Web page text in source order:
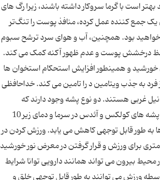
است با گرما سروکار داشته باشند، زیرا رگ های
جمع کننده عمل کرده، منافذ پوست را تنگ‌تر
بود. همچنین، آب و هوای سرد ترشح سبوم
درخشش پوست و عدم ظهور آکنه کمک می کند.
و همینطور افزایش استحکام استخوان ها
دقیقه در روز باشد، تمام نیاز فرد به جذب ویتامین د را تامین می کند. خداحافظی
نیل غربی هستند. دو نوع پشه وجود دارند که
بیماری را گسترش می دهند: کولکس (Cluex) و آئدس (Aedes). از آنجایی که پشه های کولکس و آئدس در سرما و دمای زیر 10
به طور قابل توجهی کاهش می یابد. ورزش کردن در
برای ورزش و قرار گرفتن در معرض نور خورشید
بیرون می تواند همانند دارویی توانا شرایط
ورزش می توانند به طور قابل توجهی خلق و